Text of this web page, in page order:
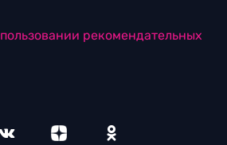
рекомендательных